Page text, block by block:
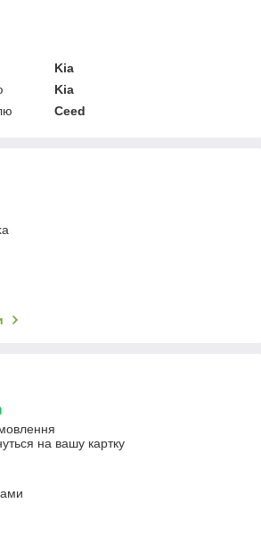
Kia
Kia
Ceed
на вашу картку